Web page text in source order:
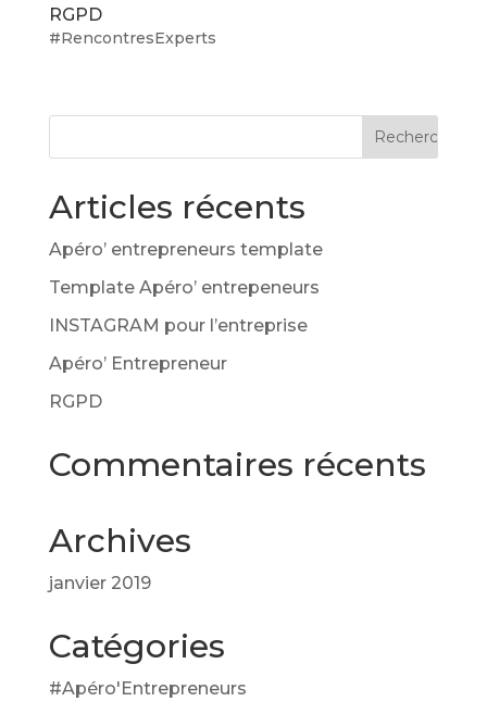
RGPD
#RencontresExperts
Articles récents
Apéro’ entrepreneurs template
Template Apéro’ entrepeneurs
INSTAGRAM pour l’entreprise
Apéro’ Entrepreneur
RGPD
Commentaires récents
Archives
janvier 2019
Catégories
#Apéro'Entrepreneurs